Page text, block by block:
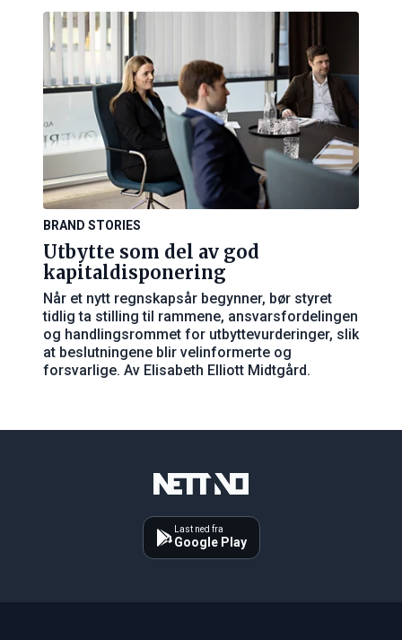
BRAND STORIES
Utbytte som del av god
kapitaldisponering
Når et nytt regnskapsår begynner, bør styret
tidlig ta stilling til rammene, ansvarsfordelingen
og handlingsrommet for utbyttevurderinger, slik
at beslutningene blir velinformerte og
forsvarlige. Av Elisabeth Elliott Midtgård.
Last ned fra
Google Play